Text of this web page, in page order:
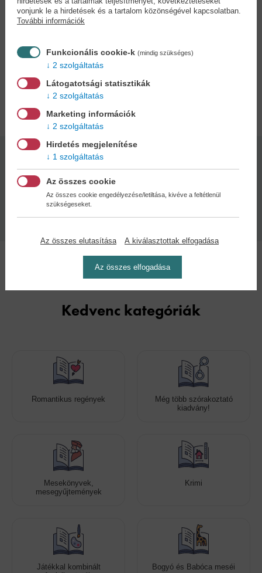
összefüggéseket. A betűkereső feladványok a betűkép
azonosítását készítik elő. A kedves történetek abban segítenek,
játékos feladatok formájában megkezdje az olvasás előkészítését,
és magabiztos alapot adjon az iskolakezdéshez.
Adatok
Kötésmód:
puha kötés
40
Kiadás dátuma:
2026
Kedvenc kategóriák
Romantikus regények
Még több szórakoztató
kiadvány!
Mesekönyvek,
mesegyűjtemények
Krimi
Játékkal kombinált
Bogyó és Babóca meséi
vonjunk le a hirdetések és a tartalom közönségével kapcsolatban.
További információk
Funkcionális cookie-k (mindig szükséges)
2 szolgáltatás
Látogatotsági statisztikák
2 szolgáltatás
Marketing információk
2 szolgáltatás
Hirdetés megjelenítése
1 szolgáltatás
Az összes cookie
Az összes cookie engedélyezése/letiltása, kivéve a feltétlenül
szükségeseket.
Az összes elutasítása A kiválasztottak elfogadása
Az összes elfogadása